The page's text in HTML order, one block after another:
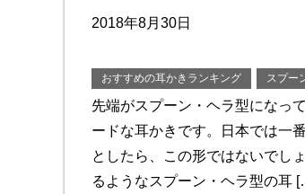
2018年8月30日
おすすめの耳かきランキング スプー
先端がスプーン・ヘラ型になっ
ードな耳かきです。日本では一
としたら、この形ではないでし
るようなスプーン・ヘラ型の耳